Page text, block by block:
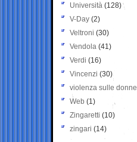
Università (128)
V-Day (2)
Veltroni (30)
Vendola (41)
Verdi (16)
Vincenzi (30)
violenza sulle donne
Web (1)
Zingaretti (10)
zingari (14)